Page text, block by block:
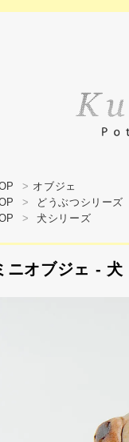
> オブジェ
>
どうぶつシリーズ
> 犬シリーズ
ニオブジェ -